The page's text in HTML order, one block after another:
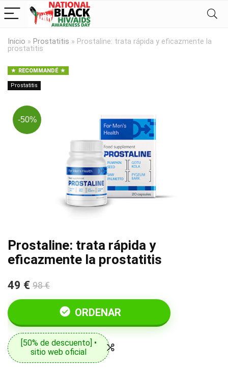
Inicio » Prostatitis » Prostaline: trata rápida y eficazmente la
prostatitis
RECOMMANDÉ
Prostatitis
-50%
Prostaline: trata rápida y
eficazmente la prostatitis
49 € 98 €
ORDENAR
[50% de descuento] •
sitio web oficial